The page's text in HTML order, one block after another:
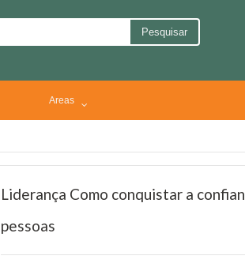
Pesquisar
Areas
Liderança Como conquistar a
pessoas